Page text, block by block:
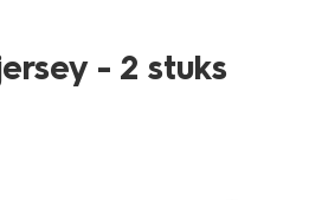
- 2 stuks